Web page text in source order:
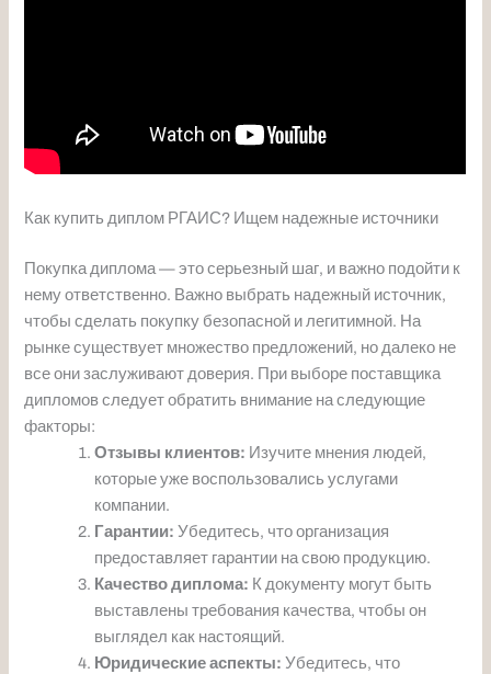
Как купить диплом РГАИС? Ищем надежные источники
Покупка диплома — это серьезный шаг, и важно подойти к
нему ответственно. Важно выбрать надежный источник,
чтобы сделать покупку безопасной и легитимной. На
рынке существует множество предложений, но далеко не
все они заслуживают доверия. При выборе поставщика
дипломов следует обратить внимание на следующие
факторы:
Отзывы клиентов: Изучите мнения людей,
которые уже воспользовались услугами
компании.
Гарантии: Убедитесь, что организация
предоставляет гарантии на свою продукцию.
Качество диплома: К документу могут быть
выставлены требования качества, чтобы он
выглядел как настоящий.
Юридические аспекты: Убедитесь, что